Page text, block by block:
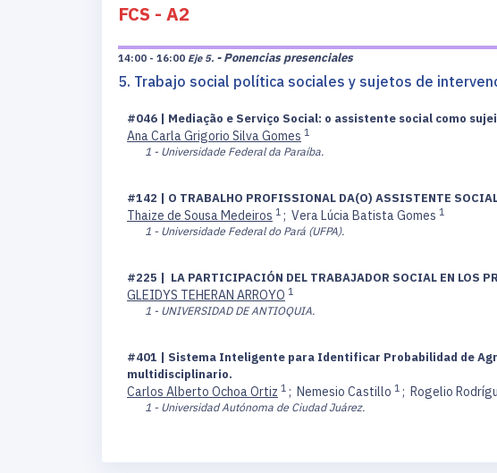
FCS - A2
14:00 - 16:00 Eje 5. - Ponencias presenciales
5. Trabajo social política sociales y sujetos de
#046 | Mediação e Serviço Social: o assistente social como
Ana Carla Grigorio Silva Gomes 1
1 - Universidade Federal da Paraíba.
#142 | O TRABALHO PROFISSIONAL DA(O) ASSISTENTE
Thaize de Sousa Medeiros 1 ; Vera Lúcia Batista Gomes 1
1 - Universidade Federal do Pará (UFPA).
#225 | LA PARTICIPACIÓN DEL TRABAJADOR SOCIAL EN LOS
GLEIDYS TEHERAN ARROYO 1
1 - UNIVERSIDAD DE ANTIOQUIA.
#401 | Sistema Inteligente para Identificar Probabilidad de
multidisciplinario.
Carlos Alberto Ochoa Ortiz 1 ; Nemesio Castillo 1 ; Rogelio
1 - Universidad Autónoma de Ciudad Juárez.